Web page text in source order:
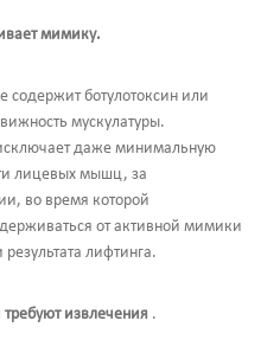
мимику.
содержит ботулотоксин или
мускулатуры.
даже минимальную
лицевых мышц, за
во время которой
от активной мимики
лифтинга.
извлечения .